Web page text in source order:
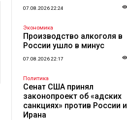
07.08.2026 22:24
Экономика
Производство алкоголя в
России ушло в минус
07.08.2026 22:17
Политика
Сенат США принял
законопроект об «адских
санкциях» против России и
Ирана